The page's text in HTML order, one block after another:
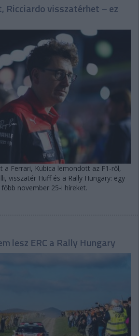
Ricciardo visszatérhet – ez
a Ferrari, Kubica lemondott az F1-ről,
visszatér Huff és a Rally Hungary: egy
november 25-i híreket.
lesz ERC a Rally Hungary